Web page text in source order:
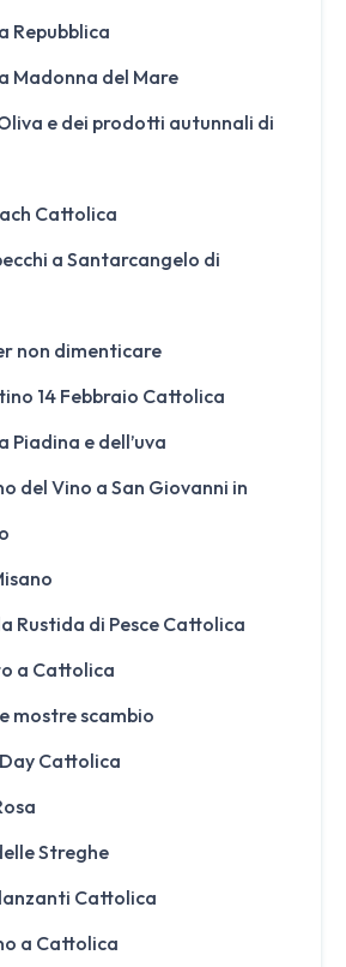
Repubblica
Madonna del Mare
e dei prodotti autunnali di
Cattolica
a Santarcangelo di
non dimenticare
14 Febbraio Cattolica
Piadina e dell’uva
del Vino a San Giovanni in
Rustida di Pesce Cattolica
a Cattolica
mostre scambio
Cattolica
Streghe
Cattolica
a Cattolica